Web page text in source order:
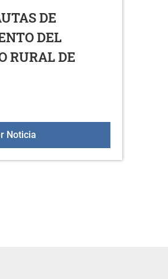
DE
DEL
RURAL DE
Noticia
Use TAB para desplazarse.